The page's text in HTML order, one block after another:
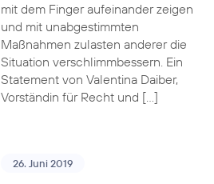
mit dem Finger aufeinander zeigen
und mit unabgestimmten
Maßnahmen zulasten anderer die
Situation verschlimmbessern. Ein
Statement von Valentina Daiber,
Vorständin für Recht und […]
26. Juni 2019